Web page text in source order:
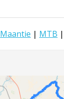
Maantie | MTB |